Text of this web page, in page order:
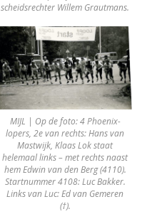
scheidsrechter Willem Grautmans.
MIJL | Op de foto: 4 Phoenix-
lopers, 2e van rechts: Hans van
Mastwijk, Klaas Lok staat
helemaal links – met rechts naast
hem Edwin van den Berg (4110).
Startnummer 4108: Luc Bakker.
Links van Luc: Ed van Gemeren
(†).